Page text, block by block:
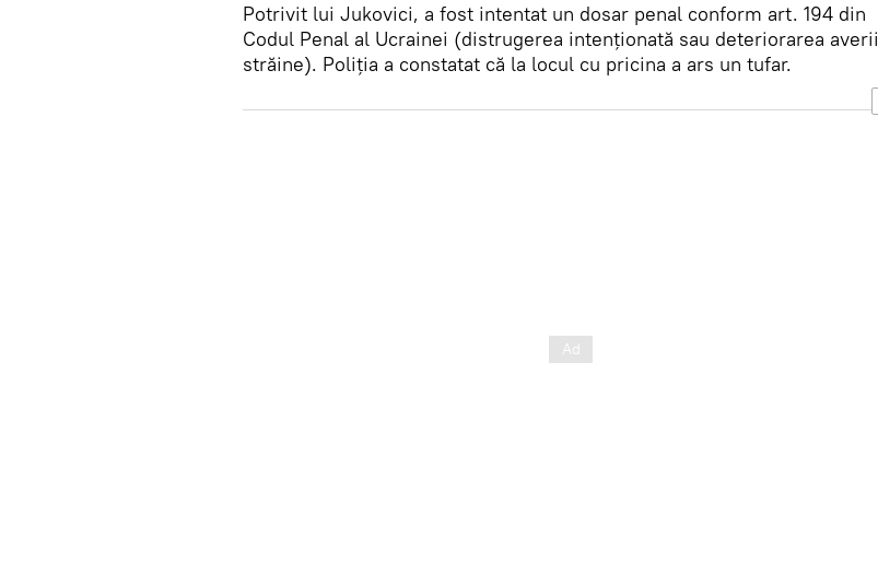
Potrivit lui Jukovici, a fost intentat un dosar penal conform art. 194 din
Codul Penal al Ucrainei (distrugerea intenționată sau deteriorarea averii
străine). Poliția a constatat că la locul cu pricina a ars un tufar.